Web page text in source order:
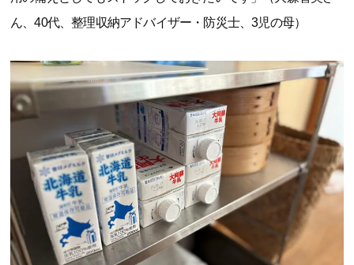
ん、40代、整理収納アドバイザー・防災士、3児の母）